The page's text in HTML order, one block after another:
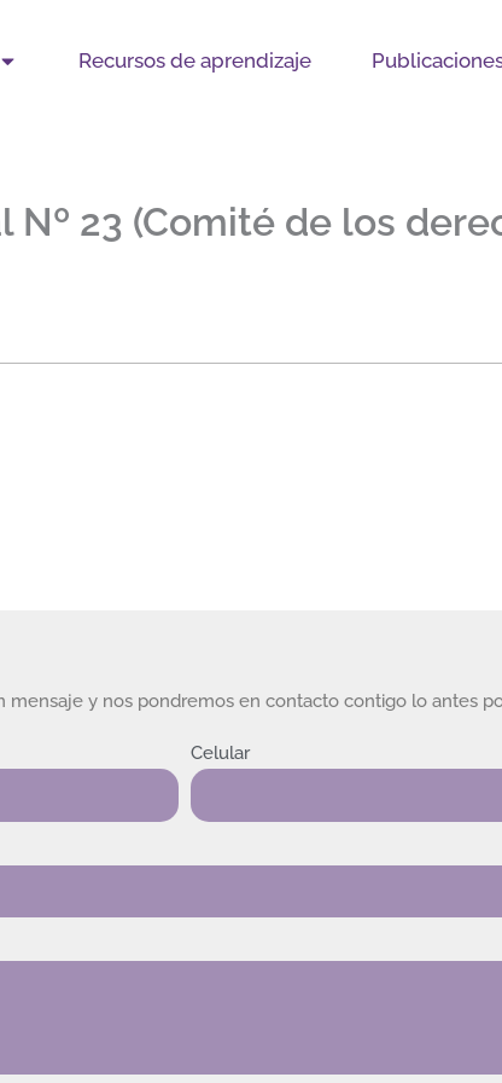
Open Observatorio
Recursos de aprendizaje
Nº 23 (Comité de los
mensaje y nos pondremos en contacto contigo lo antes
Celular